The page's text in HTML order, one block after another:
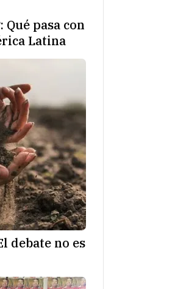
pasa con
Latina
debate no es